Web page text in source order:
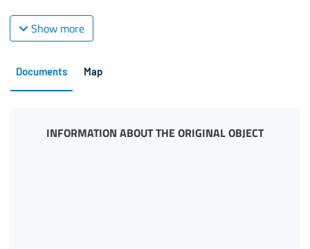
Show more
Documents Map
INFORMATION ABOUT THE ORIGINAL OBJECT